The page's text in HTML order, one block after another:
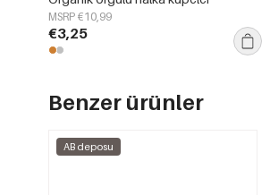
MSRP €10,99
€3,25
Benzer ürünler
AB deposu